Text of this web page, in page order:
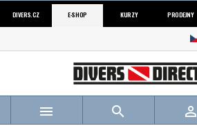
DIVERS.CZ E-SHOP KURZY PRODEJNY
  